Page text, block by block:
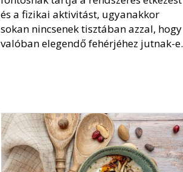
és a fizikai aktivitást, ugyanakkor
sokan nincsenek tisztában azzal, hogy
valóban elegendő fehérjéhez jutnak-e.